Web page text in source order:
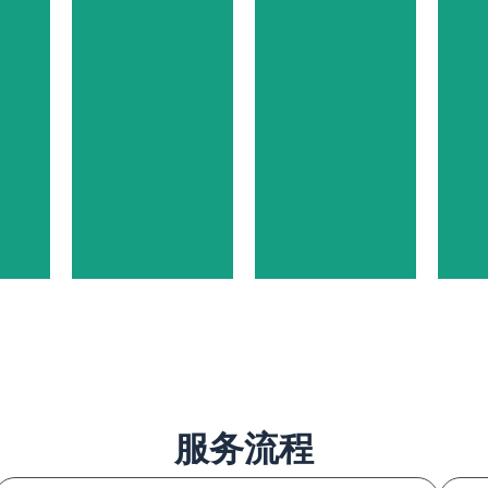
服务流程